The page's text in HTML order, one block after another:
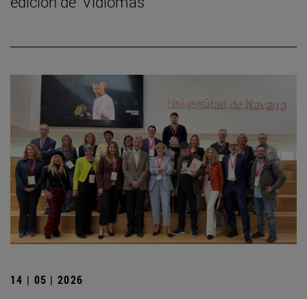
14 | 05 | 2026